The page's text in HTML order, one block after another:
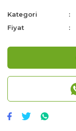
Kategori
Fiyat